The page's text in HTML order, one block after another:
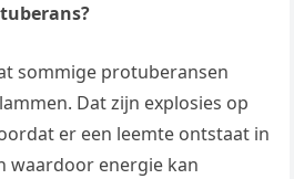
sommige protuberansen
Dat zijn explosies op
er een leemte ontstaat in
waardoor energie kan